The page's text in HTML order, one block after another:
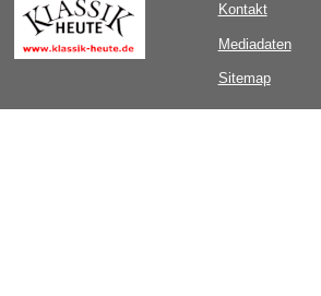
Kontakt
Mediadaten
Sitemap